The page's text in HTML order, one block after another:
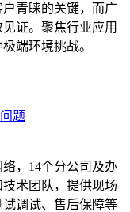
青睐的关键，而广
证。聚焦行业应用
端环境挑战。
题
，14个分公司及办
术团队，提供现场
调试、售后保障等